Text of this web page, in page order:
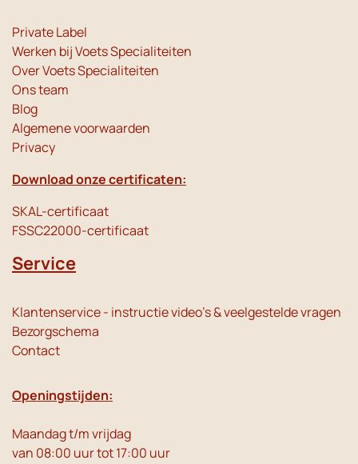
Private Label
Werken bij Voets Specialiteiten
Over Voets Specialiteiten
Ons team
Blog
Algemene voorwaarden
Privacy
Download onze certificaten:
SKAL-certificaat
FSSC22000-certificaat
Service
Klantenservice - instructie video's & veelgestelde vragen
Bezorgschema
Contact
Openingstijden:
Maandag t/m vrijdag
van 08:00 uur tot 17:00 uur